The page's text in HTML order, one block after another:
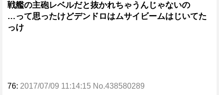
戦艦の主砲レベルだと抜かれちゃうんじゃないの
…って思ったけどデンドロはムサイビームはじいてた
っけ
76: 2017/07/09 11:14:15 No.438580289